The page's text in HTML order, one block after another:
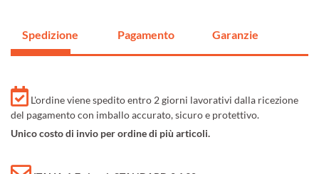
Spedizione Pagamento Garanzie
L'ordine viene spedito entro 2 giorni lavorativi dalla ricezione
del pagamento con imballo accurato, sicuro e protettivo.
Unico costo di invio per ordine di più articoli.